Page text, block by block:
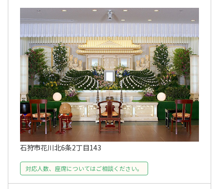
石狩市花川北6条2丁目143
対応人数、座席についてはご相談ください。